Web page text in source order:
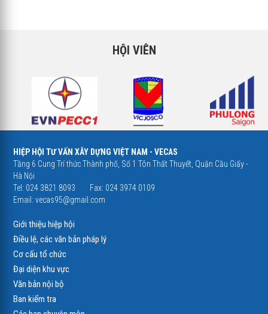
HỘI VIÊN
HIỆP HỘI TƯ VẤN XÂY DỰNG VIỆT NAM - VECAS
Tầng 6 Cung Trí thức Thành phố, Số 1 Tôn Thất Thuyết, Quận Cầu Giấy -
Hà Nội
Tel: 024 3821 8093
Fax: 024 3974 0109
Email:vecas95@gmail.com
Giới thiệu hiệp hội
Điều lệ, các văn bản pháp lý
Cơ cấu tổ chức
Đại diện khu vực
Văn bản nội bộ
Ban kiểm tra